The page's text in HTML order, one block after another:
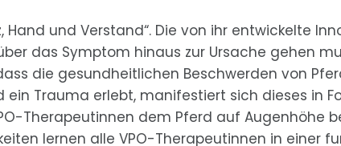
und Verstand“. Die von ihr entwickelte
das Symptom hinaus zur Ursache gehen
die gesundheitlichen Beschwerden von
Trauma erlebt, manifestiert sich dieses in
Therapeutinnen dem Pferd auf Augenhöhe
lernen alle VPO-Therapeutinnen in einer